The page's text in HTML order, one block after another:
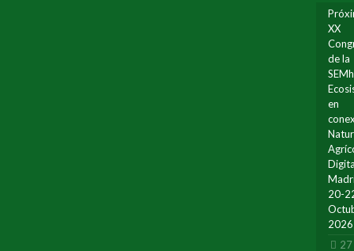
XX
de la
en
20-
2026
27